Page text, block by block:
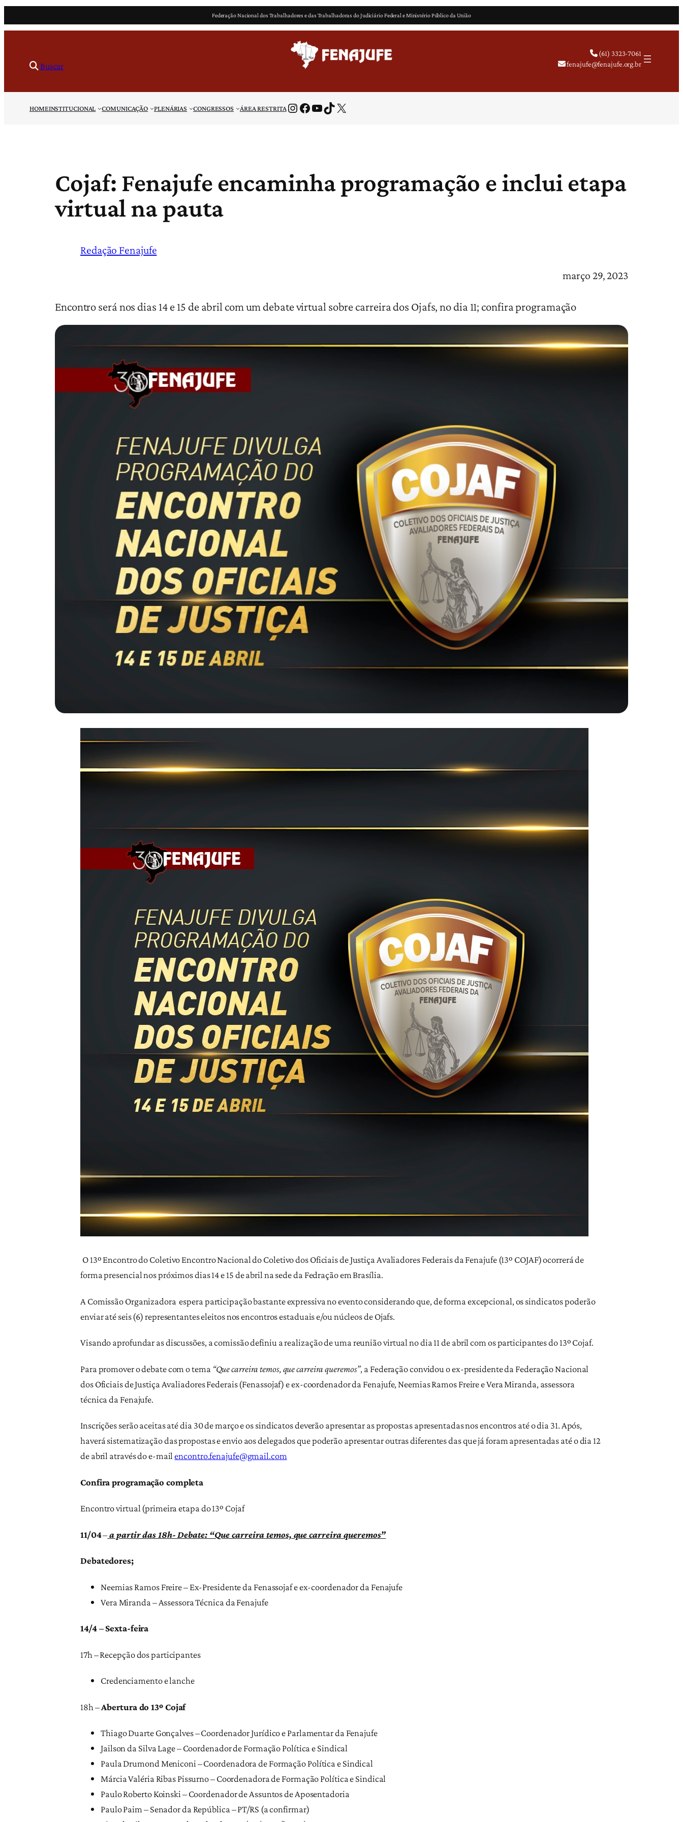
para
conteúdo
Federação Nacional dos Trabalhadores e das Trabalhadoras do Judiciário Federal e Ministério Público da União
Buscar
(61) 3323-7061
fenajufe@fenajufe.org.br
HOMEINSTITUCIONAL COMUNICAÇÃO PLENÁRIAS CONGRESSOS ÁREA RESTRITAInstagram Facebook Youtube TikTok X
Cojaf: Fenajufe encaminha programação e inclui etapa
virtual na pauta
Redação Fenajufe
março 29, 2023
Encontro será nos dias 14 e 15 de abril com um debate virtual sobre carreira dos Ojafs, no dia 11; confira programação
O 13º Encontro do Coletivo Encontro Nacional do Coletivo dos Oficiais de Justiça Avaliadores Federais da Fenajufe (13º COJAF) ocorrerá de
forma presencial nos próximos dias 14 e 15 de abril na sede da Fedração em Brasília.
A Comissão Organizadora espera participação bastante expressiva no evento considerando que, de forma excepcional, os sindicatos poderão
enviar até seis (6) representantes eleitos nos encontros estaduais e/ou núcleos de Ojafs.
Visando aprofundar as discussões, a comissão definiu a realização de uma reunião virtual no dia 11 de abril com os participantes do 13º Cojaf.
Para promover o debate com o tema “Que carreira temos, que carreira queremos”, a Federação convidou o ex-presidente da Federação Nacional
dos Oficiais de Justiça Avaliadores Federais (Fenassojaf) e ex-coordenador da Fenajufe, Neemias Ramos Freire e Vera Miranda, assessora
técnica da Fenajufe.
Inscrições serão aceitas até dia 30 de março e os sindicatos deverão apresentar as propostas apresentadas nos encontros até o dia 31. Após,
haverá sistematização das propostas e envio aos delegados que poderão apresentar outras diferentes das que já foram apresentadas até o dia 12
de abril através do e-mailencontro.fenajufe@gmail.com
Confira programação completa
Encontro virtual (primeira etapa do 13º Cojaf
11/04–a partir das 18h- Debate: “Que carreira temos, que carreira queremos”
Debatedores;
Neemias Ramos Freire – Ex-Presidente da Fenassojaf e ex-coordenador da Fenajufe
Vera Miranda – Assessora Técnica da Fenajufe
14/4 – Sexta-feira
17h – Recepção dos participantes
Credenciamento e lanche
18h –Abertura do 13º Cojaf
Thiago Duarte Gonçalves – Coordenador Jurídico e Parlamentar da Fenajufe
Jailson da Silva Lage – Coordenador de Formação Política e Sindical
Paula Drumond Meniconi – Coordenadora de Formação Política e Sindical
Márcia Valéria Ribas Pissurno – Coordenadora de Formação Política e Sindical
Paulo Roberto Koinski – Coordenador de Assuntos de Aposentadoria
Paulo Paim – Senador da República – PT/RS (a confirmar)